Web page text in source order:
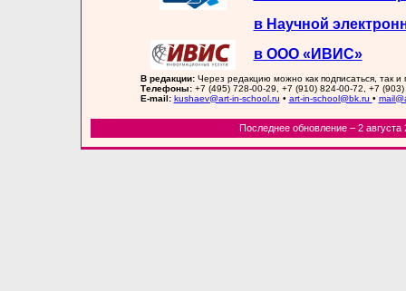
в Научной
в ООО «ИВИС»
В редакции:Через редакцию можно как подписаться, так
Телефоны:+7 (495) 728-00-29, +7 (910) 824-00-72, +7
E-mail: kushaev@art-in-school.ru • art-in-school@bk.ru •
Последнее обновление – 2 августа